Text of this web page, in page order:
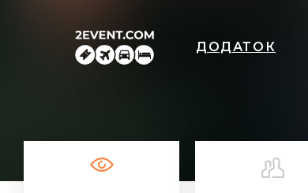
ДОДАТОК